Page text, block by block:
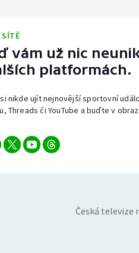
SÍTĚ
vám už nic
platformách.
nikde ujít nejnovější sportovní
Threads či YouTube a buďte v
Česká televize